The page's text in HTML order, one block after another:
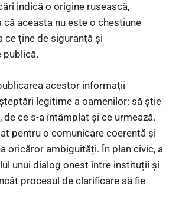
indică o origine rusească,
că aceasta nu este o chestiune
ce ține de siguranță și
publică.
acestor informații
legitime a oamenilor: să știe
de ce s-a întâmplat și ce urmează.
pentru o comunicare coerentă și
oricăror ambiguități. În plan civic, a
unui dialog onest între instituții și
procesul de clarificare să fie